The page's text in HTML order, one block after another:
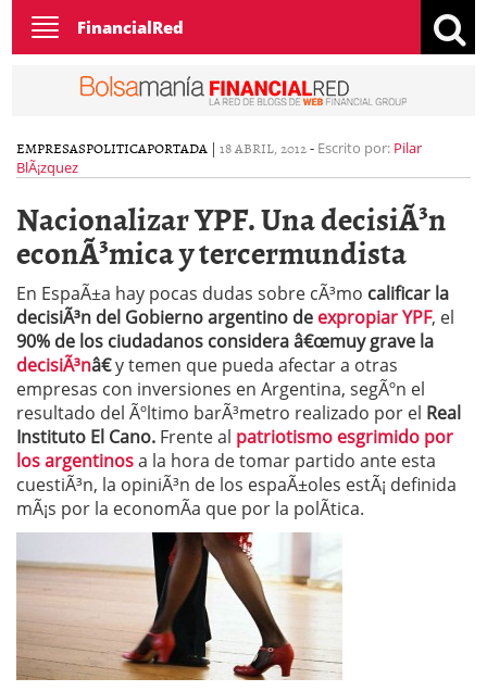
Toggle
navigation
FinancialRed
EMPRESASPOLITICAPORTADA | 18 ABRIL, 2012- Escrito por: Pilar
BlÃ¡zquez
Nacionalizar YPF. Una decisiÃ³n
econÃ³mica y tercermundista
En EspaÃ±a hay pocas dudas sobre cÃ³mo calificar la
decisiÃ³n del Gobierno argentino de expropiar YPF, el
90% de los ciudadanos considera â€œmuy grave la
decisiÃ³nâ€y temen que pueda afectar a otras
empresas con inversiones en Argentina, segÃºn el
resultado del Ãºltimo barÃ³metro realizado por el Real
Instituto El Cano. Frente al patriotismo esgrimido por
los argentinosa la hora de tomar partido ante esta
cuestiÃ³n, la opiniÃ³n de los espaÃ±oles estÃ¡ definida
mÃ¡s por la economÃ­a que por la polÃ­tica.